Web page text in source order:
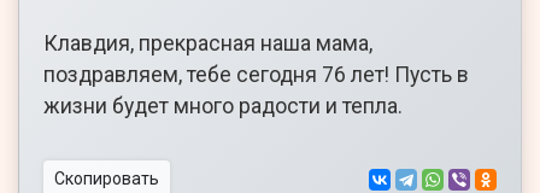
Клавдия, прекрасная наша мама,
поздравляем, тебе сегодня 76 лет! Пусть в
жизни будет много радости и тепла.
Скопировать